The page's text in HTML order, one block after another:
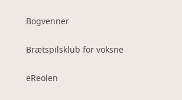
Bogvenner
Brætspilsklub for voksne
eReolen